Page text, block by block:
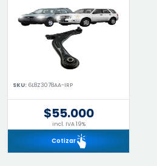
SKU: 6L8Z3078AA-IRP
$55.000
incl. IVA 19%
Cotizar